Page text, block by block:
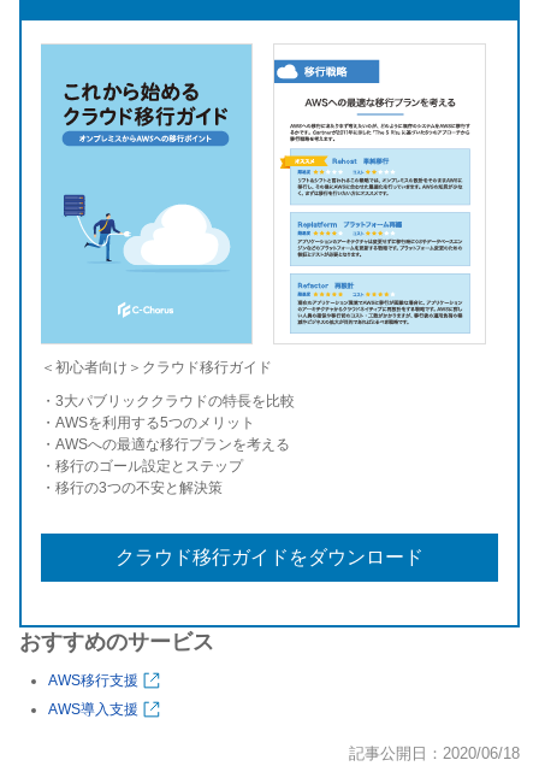
＜初心者向け＞クラウド移行ガイド
・3大パブリッククラウドの特長を比較
・AWSを利用する5つのメリット
・AWSへの最適な移行プランを考える
・移行のゴール設定とステップ
・移行の3つの不安と解決策
クラウド移行ガイドをダウンロード
おすすめのサービス
AWS移行支援
AWS導入支援
記事公開日：2020/06/18